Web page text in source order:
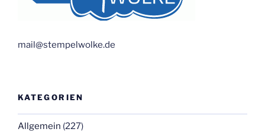
mail@stempelwolke.de
KATEGORIEN
Allgemein (227)